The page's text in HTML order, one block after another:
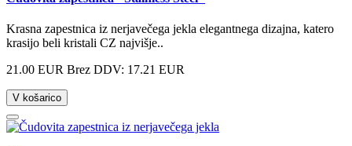
Krasna zapestnica iz nerjavečega jekla elegantnega dizajna, katero
krasijo beli kristali CZ najvišje..
21.00 EUR Brez DDV: 17.21 EUR
V košarico